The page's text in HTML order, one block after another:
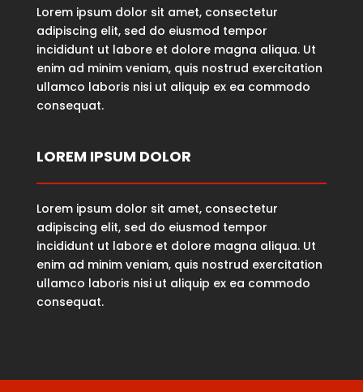
Lorem ipsum dolor sit amet, consectetur
adipiscing elit, sed do eiusmod tempor
incididunt ut labore et dolore magna aliqua. Ut
enim ad minim veniam, quis nostrud exercitation
ullamco laboris nisi ut aliquip ex ea commodo
consequat.
LOREM IPSUM DOLOR
Lorem ipsum dolor sit amet, consectetur
adipiscing elit, sed do eiusmod tempor
incididunt ut labore et dolore magna aliqua. Ut
enim ad minim veniam, quis nostrud exercitation
ullamco laboris nisi ut aliquip ex ea commodo
consequat.